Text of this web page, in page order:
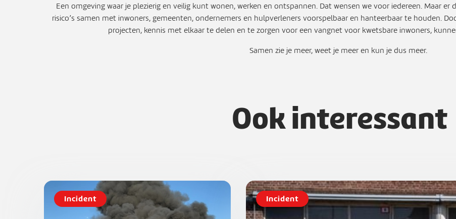
Een omgeving waar je plezierig en veilig kunt wonen, werken en ontspannen. Dat wensen we voor iedereen. Maar er
risico’s samen met inwoners, gemeenten, ondernemers en hulpverleners voorspelbaar en hanteerbaar te houden.
projecten, kennis met elkaar te delen en te zorgen voor een vangnet voor kwetsbare inwoners,
Samen zie je meer, weet je meer en kun je dus meer.
Ook interessant
Incident Incident